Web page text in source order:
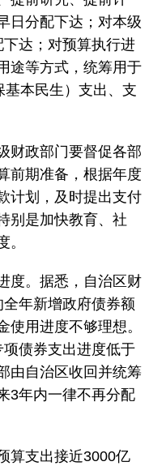
日分配下达；对本级
达；对预算执行进
途等方式，统筹用于
基本民生）支出、支
政部门要督促各部
前期准备，根据年度
计划，及时提出支付
别是加快教育、社
。
。据悉，自治区财
年新增政府债券额
使用进度不够理想。
债券支出进度低于
由自治区收回并统筹
3年内一律不再分配
支出接近3000亿